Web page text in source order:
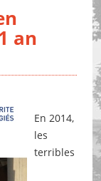
an
En 2014,
les
terribles